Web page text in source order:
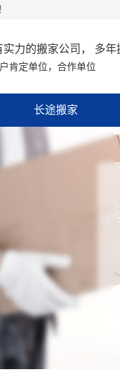
实力的搬家公司， 多年
肯定单位，合作单位
长途搬家